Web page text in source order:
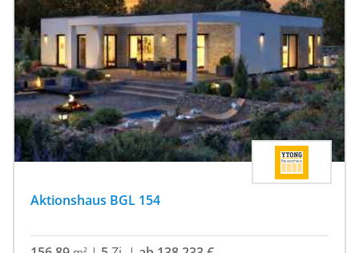
Aktionshaus BGL 154